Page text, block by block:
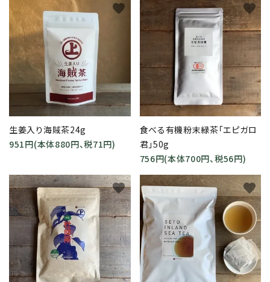
生姜入り海賊茶24g
951円(本体880円、税71円)
favorite
食べる有機粉末緑茶「エピガロ
君」50g
756円(本体700円、税56円)
favorite
favorite favorite